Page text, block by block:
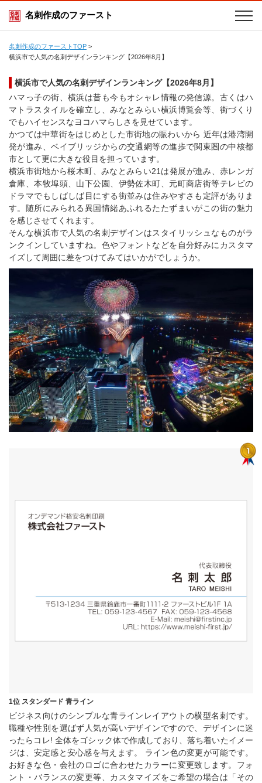
名刺作成のファースト
名刺作成のファーストTOP >
横浜市で人気の名刺デザインランキング【2026年8月】
横浜市で人気の名刺デザインランキング【2026年8月】
ハマっ子の街、横浜は昔も今もオシャレ情報の発信源。古くはハ
マトラスタイルを確立し、みなとみらい横浜博覧会等、街づくり
でもハイセンスなヨコハマらしさを見せています。
かつては中華街をはじめとした市街地の賑わいから 近年は港湾開
発が進み、ベイブリッジからの交通網等の進歩で関東圏の中核都
市として更に大きな役目を担っています。
横浜市街地から桜木町、みなとみらい21は発展が進み、赤レンガ
倉庫、本牧埠頭、山下公園、伊勢佐木町、元町商店街等テレビの
ドラマでもしばしば目にする街並みは住みやすさも定評がありま
す。随所にみられる異国情緒あふれるたたずまいがこの街の魅力
を感じさせてくれます。
そんな横浜市で人気の名刺デザインはスタイリッシュなものがラ
ンクインしていますね。色やフォントなどを自分好みにカスタマ
イズして周囲に差をつけてみてはいかがでしょうか。
1位 スタンダード 青ライン
ビジネス向けのシンプルな青ラインレイアウトの横型名刺です。
職種や性別を選ばず人気が高いデザインですので、デザインに迷
ったらコレ! 全体をゴシック体で作成しており、落ち着いたイメー
ジは、安定感と安心感を与えます。 ライン色の変更が可能です。
お好きな色・会社のロゴに合わせたカラーに変更致します。フォ
ント・バランスの変更等、カスタマイズをご希望の場合は「その